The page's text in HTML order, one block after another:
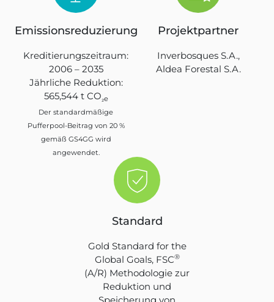
Emissionsreduzierung
Kreditierungszeitraum:
2006 – 2035
Jährliche Reduktion:
565,544 t CO₂e
Der standardmäßige
Pufferpool-Beitrag von 20 %
gemäß GS4GG wird
angewendet.
Projektpartner
Inverbosques S.A.,
Aldea Forestal S.A.
Standard
Gold Standard for the
Global Goals, FSC®
(A/R) Methodologie zur
Reduktion und